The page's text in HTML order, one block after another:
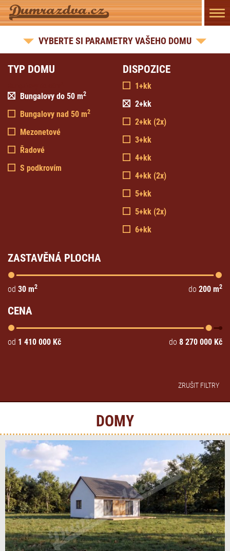
VYBERTE SI PARAMETRY VAŠEHO DOMU
TYP DOMU
Bungalovy do 50 m2
Bungalovy nad 50 m2
Mezonetové
Řadové
S podkrovím
DISPOZICE
1+kk
2+kk
2+kk (2x)
3+kk
4+kk
4+kk (2x)
5+kk
5+kk (2x)
6+kk
ZASTAVĚNÁ PLOCHA
od 30 m2 do 200 m2
CENA
od 1 410 000 Kč do 8 270 000 Kč
ZRUŠIT FILTRY
DOMY